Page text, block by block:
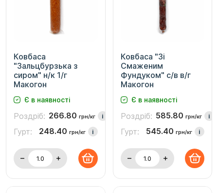
Ковбаса
"Зальцбурзька з
сиром" н/к 1/г
Макогон
Є в наявності
Роздріб: 266.80 грн/кг i
Гурт: 248.40 грн/кг i
Ковбаса "Зі
Смаженим
Фундуком" с/в в/г
Макогон
Є в наявності
Роздріб: 585.80 грн/кг i
Гурт: 545.40 грн/кг i